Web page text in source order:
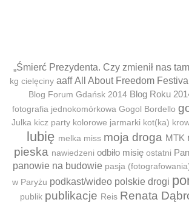
„Śmierć Prezydenta. Czy zmienił nas
kg cielęciny aaff All About Freedom Festival
Blog Forum Gdańsk 2014 Blog Roku
fotografia jednokomórkowa Gogol Bordello
Julka kicz party kolorowe jarmarki kot(ka)
lubię melka miss moja droga MTK
pieska nawiedzeni odbiło misię ostatni
panowie na budowie pasja
w Paryżu podkast/wideo polskie drogi
publik publikacje Reis Renata